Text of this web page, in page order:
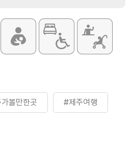
볼만한곳 #제주여행